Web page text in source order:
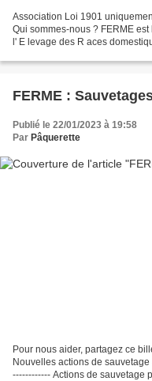
Association Loi 1901
Qui sommes-nous ? FERME
l' E levage des R aces
FERME :
Publié le 22/01/2023 à 19:58
Par Pâquerette
Pour nous aider, partagez ce
Nouvelles actions de
------------ Actions de sauvetage